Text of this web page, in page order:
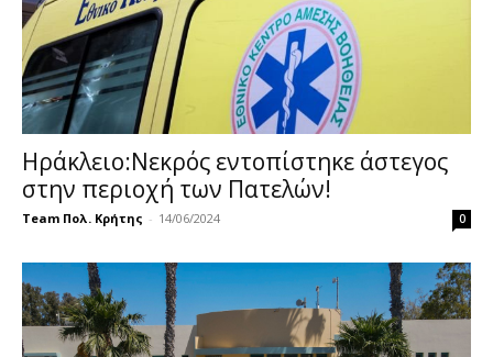
Ηράκλειο:Νεκρός εντοπίστηκε άστεγος
στην περιοχή των Πατελών!
Team Πολ. Κρήτης - 14/06/2024 0